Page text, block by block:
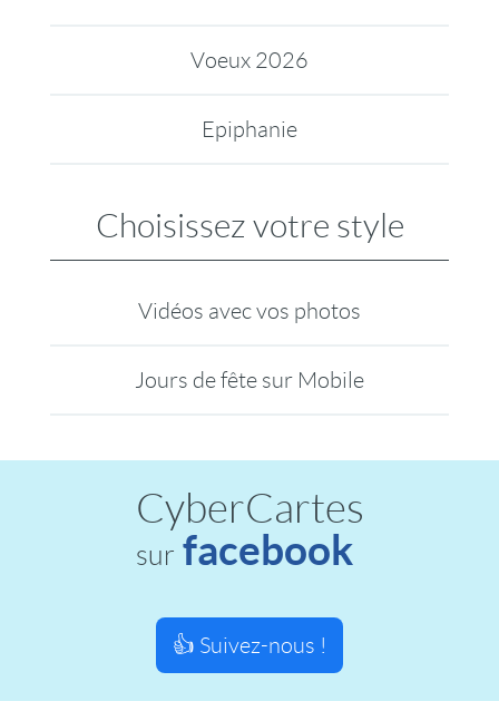
Voeux 2026
Epiphanie
Choisissez votre style
Vidéos avec vos photos
Jours de fête sur Mobile
CyberCartes
sur facebook
👍 Suivez-nous !